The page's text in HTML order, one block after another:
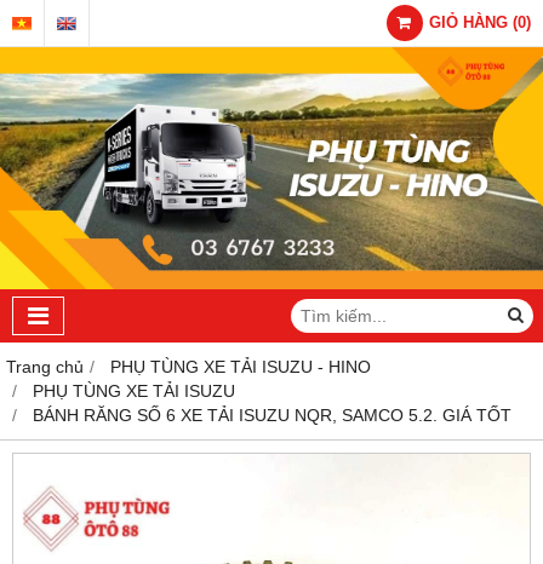
GIỎ HÀNG (0)
Trang chủ
PHỤ TÙNG XE TẢI ISUZU - HINO
PHỤ TÙNG XE TẢI ISUZU
BÁNH RĂNG SỐ 6 XE TẢI ISUZU NQR, SAMCO 5.2. GIÁ TỐT